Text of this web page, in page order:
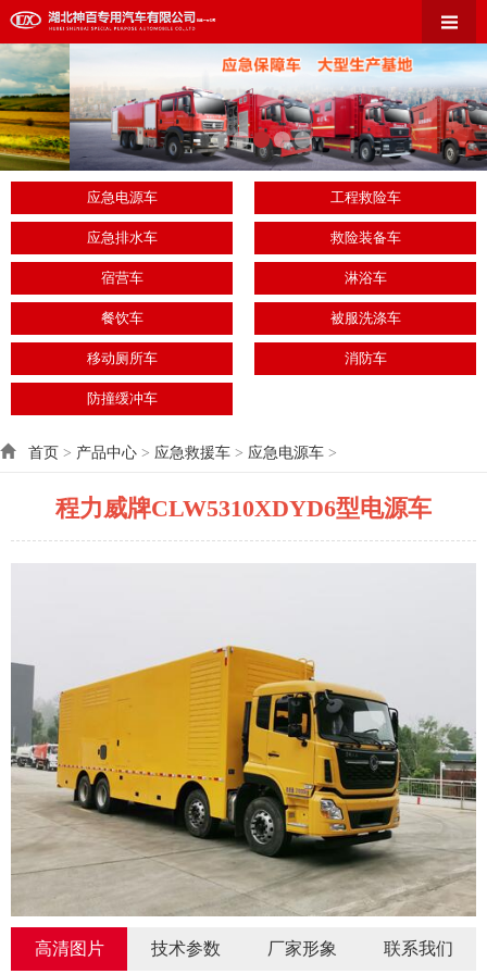
应急电源车 工程救险车
应急排水车 救险装备车
宿营车 淋浴车
餐饮车 被服洗涤车
移动厕所车 消防车
防撞缓冲车
首页 > 产品中心 > 应急救援车 > 应急电源车 >
程力威牌CLW5310XDYD6型电源车
高清图片 技术参数 厂家形象 联系我们